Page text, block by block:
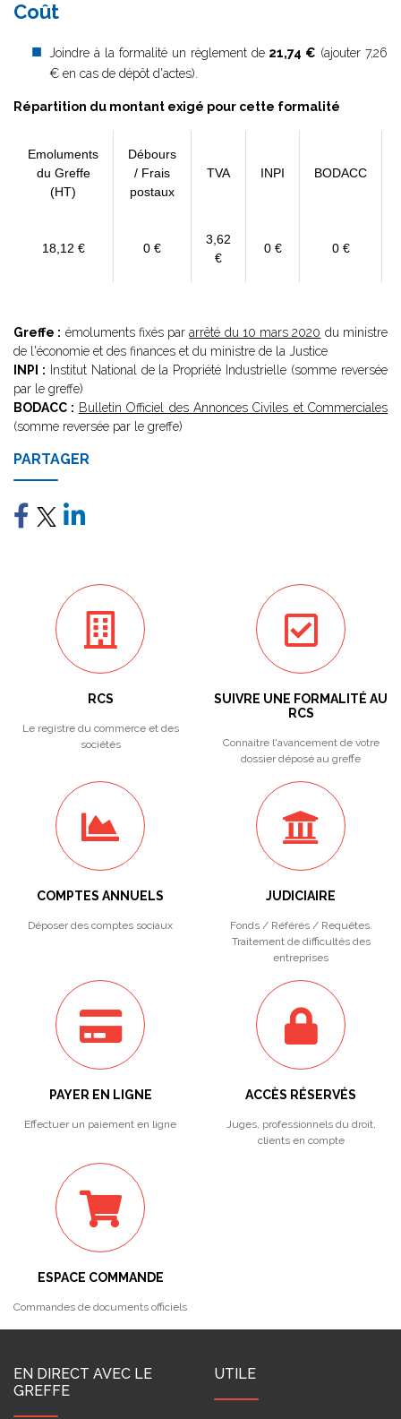
Coût
Joindre à la formalité un règlement de 21,74 € (ajouter 7,26
€ en cas de dépôt d'actes).
Répartition du montant exigé pour cette formalité
Emoluments
du Greffe
(HT)
Débours
/ Frais
postaux
TVA INPI BODACC
18,12 € 0 €
3,62
€
0 € 0 €
Greffe : émoluments fixés pararrêté du 10 mars 2020 du ministre
de l'économie et des finances et du ministre de la Justice
INPI : Institut National de la Propriété Industrielle (somme reversée
par le greffe)
BODACC : Bulletin Officiel des Annonces Civiles et Commerciales
(somme reversée par le greffe)
PARTAGER
RCS
Le registre du commerce et des
sociétés
SUIVRE UNE FORMALITÉ AU
RCS
Connaitre l'avancement de votre
dossier déposé au greffe
COMPTES ANNUELS
Déposer des comptes sociaux
JUDICIAIRE
Fonds / Référés / Requêtes.
Traitement de difficultés des
entreprises
PAYER EN LIGNE
Effectuer un paiement en ligne
ACCÈS RÉSERVÉS
Juges, professionnels du droit,
clients en compte
ESPACE COMMANDE
Commandes de documents officiels
EN DIRECT AVEC LE
GREFFE
UTILE